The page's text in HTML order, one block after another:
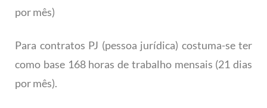
por mês)
Para contratos PJ (pessoa jurídica) costuma-se ter
como base 168 horas de trabalho mensais (21 dias
por mês).